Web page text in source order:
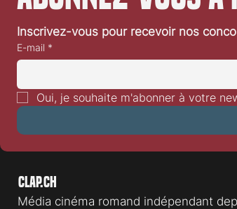
Inscrivez-vous pour recevoir nos
E-mail *
Oui, je souhaite m'abonner à votre
Clap.ch
Média cinéma romand indépendant